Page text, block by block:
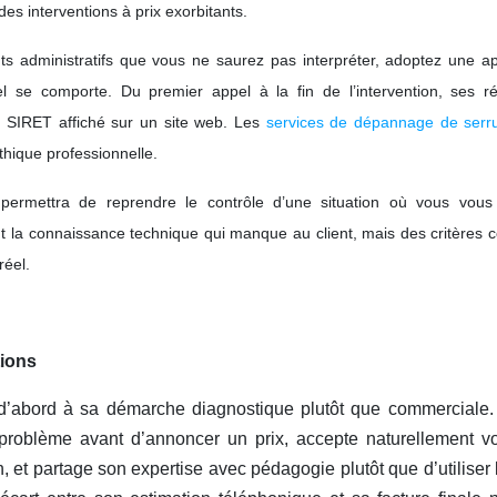
interventions à prix exorbitants.
administratifs que vous ne saurez pas interpréter, adoptez une
se comporte. Du premier appel à la fin de l’intervention, ses
SIRET affiché sur un site web. Les services de dépannage de
professionnelle.
de reprendre le contrôle d’une situation où vous vous
la connaissance technique qui manque au client, mais des critères
à sa démarche diagnostique plutôt que
avant d’annoncer un prix, accepte naturellement
et partage son expertise avec pédagogie plutôt que d’utiliser